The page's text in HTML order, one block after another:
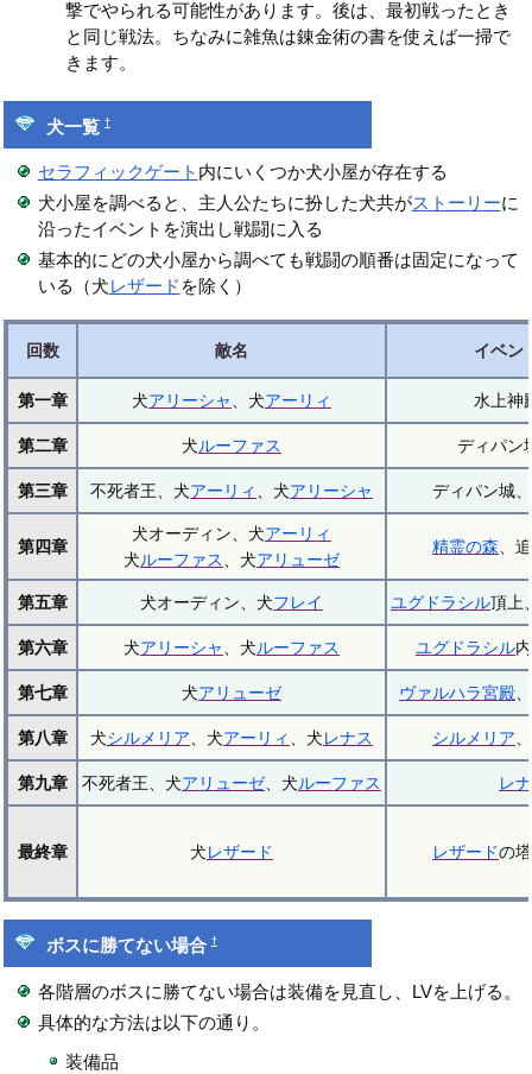
撃でやられる可能性があります。後は、最初戦ったとき
と同じ戦法。ちなみに雑魚は錬金術の書を使えば一掃で
きます。
犬一覧 †
セラフィックゲート 内にいくつか犬小屋が存在する
犬小屋を調べると、主人公たちに扮した犬共がストーリーに
沿ったイベントを演出し戦闘に入る
基本的にどの犬小屋から調べても戦闘の順番は固定になって
いる（犬レザード を除く）
回数 敵名 イベン
第一章 犬アリーシャ、犬アーリィ 水上神
第二章 犬ルーファス ディパン
第三章 不死者王、犬アーリィ 、犬アリーシャ ディパン城
第四章
犬オーディン、犬アーリィ
犬ルーファス、犬アリューゼ
精霊の森、
第五章 犬オーディン、犬フレイ ユグドラシル頂上
第六章 犬アリーシャ、犬ルーファス ユグドラシル
第七章 犬アリューゼ ヴァルハラ宮殿、
第八章 犬シルメリア、犬アーリィ 、犬レナス シルメリア
第九章 不死者王、犬アリューゼ、犬ルーファス レ
最終章 犬レザード レザードの
ボスに勝てない場合 †
各階層のボスに勝てない場合は装備を見直し、LVを上げる。
具体的な方法は以下の通り。
装備品